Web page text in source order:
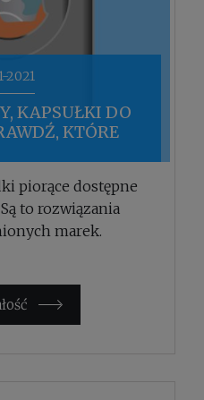
KAPSUŁKI DO
KTÓRE
2021
piorące dostępne
to rozwiązania
marek.
»